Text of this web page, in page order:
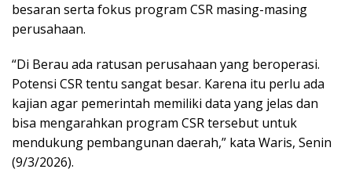
besaran serta fokus program CSR masing-masing
perusahaan.
“Di Berau ada ratusan perusahaan yang beroperasi.
Potensi CSR tentu sangat besar. Karena itu perlu ada
kajian agar pemerintah memiliki data yang jelas dan
bisa mengarahkan program CSR tersebut untuk
mendukung pembangunan daerah,” kata Waris, Senin
(9/3/2026).